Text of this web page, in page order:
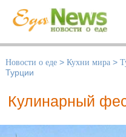
Новости о еде > Кухни мира >
Турции
Кулинарный